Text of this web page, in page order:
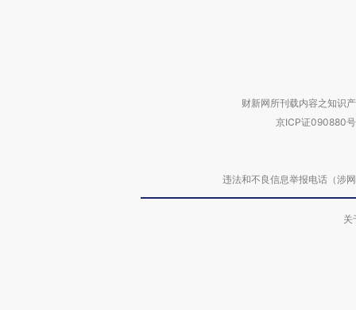
财新网所刊载内容之知识
京ICP证090880号
违法和不良信息举报电话（涉
关